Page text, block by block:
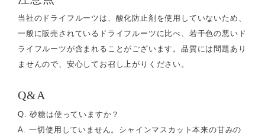
当社のドライフルーツは、酸化防止剤を使用していないため、
一般に販売されているドライフルーツに比べ、若干色の悪いド
ライフルーツが含まれることがございます。品質には問題あり
ませんので、安心してお召し上がりください。
Q&A
Q. 砂糖は使っていますか？
A. 一切使用していません。シャインマスカット本来の甘みの